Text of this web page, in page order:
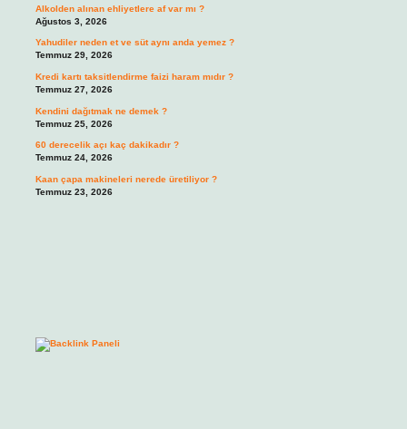
Alkolden alınan ehliyetlere af var mı ?
Ağustos 3, 2026
Yahudiler neden et ve süt aynı anda yemez ?
Temmuz 29, 2026
Kredi kartı taksitlendirme faizi haram mıdır ?
Temmuz 27, 2026
Kendini dağıtmak ne demek ?
Temmuz 25, 2026
60 derecelik açı kaç dakikadır ?
Temmuz 24, 2026
Kaan çapa makineleri nerede üretiliyor ?
Temmuz 23, 2026